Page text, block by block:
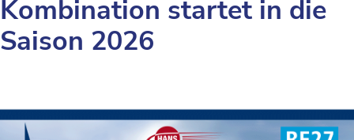
Kombination startet in die
Saison 2026